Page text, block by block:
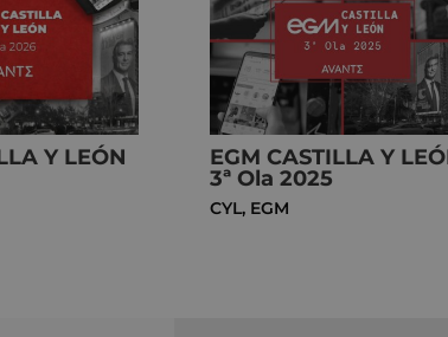
Y LEÓN
EGM CASTILLA Y
3ª Ola 2025
CYL, EGM